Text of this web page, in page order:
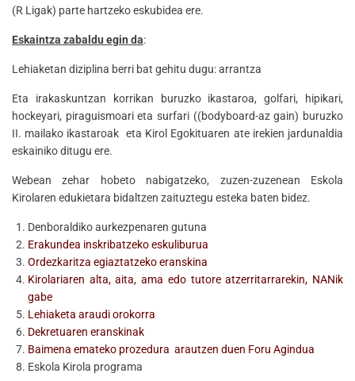
(R Ligak) parte hartzeko eskubidea ere.
Eskaintza zabaldu egin da:
Lehiaketan diziplina berri bat gehitu dugu: arrantza
Eta irakaskuntzan korrikan buruzko ikastaroa, golfari, hipikari,
hockeyari, piraguismoari eta surfari ((bodyboard-az gain) buruzko
II. mailako ikastaroak eta Kirol Egokituaren ate irekien jardunaldia
eskainiko ditugu ere.
Webean zehar hobeto nabigatzeko, zuzen-zuzenean Eskola
Kirolaren edukietara bidaltzen zaituztegu esteka baten bidez.
Denboraldiko aurkezpenaren gutuna
Erakundea inskribatzeko eskuliburua
Ordezkaritza egiaztatzeko eranskina
Kirolariaren alta, aita, ama edo tutore atzerritarrarekin, NANik
gabe
Lehiaketa araudi orokorra
Dekretuaren eranskinak
Baimena emateko prozedura arautzen duen Foru Agindua
Eskola Kirola programa